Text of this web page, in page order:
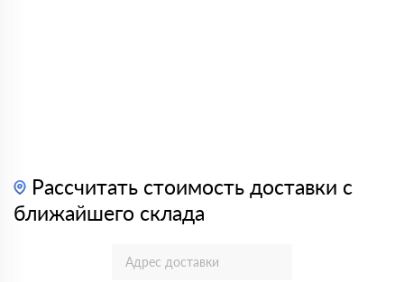
Рассчитать стоимость доставки с
ближайшего склада